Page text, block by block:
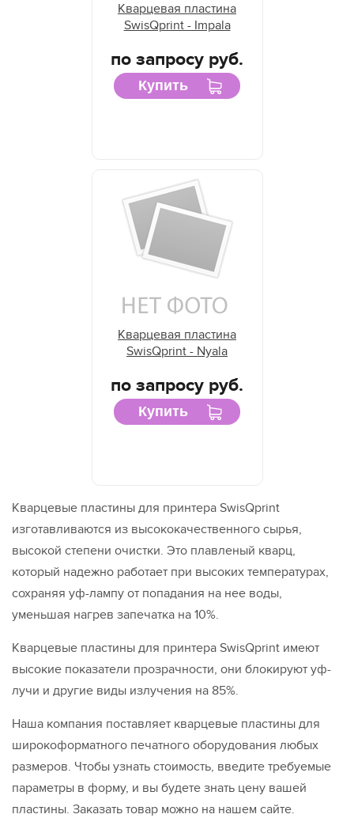
Кварцевая пластина
SwisQprint - Impala
по запросу руб.
Купить
Кварцевая пластина
SwisQprint - Nyala
по запросу руб.
Купить
Кварцевые пластины для принтера SwisQprint
изготавливаются из высококачественного сырья,
высокой степени очистки. Это плавленый кварц,
который надежно работает при высоких температурах,
сохраняя уф-лампу от попадания на нее воды,
уменьшая нагрев запечатка на 10%.
Кварцевые пластины для принтера SwisQprint имеют
высокие показатели прозрачности, они блокируют уф-
лучи и другие виды излучения на 85%.
Наша компания поставляет кварцевые пластины для
широкоформатного печатного оборудования любых
размеров. Чтобы узнать стоимость, введите требуемые
параметры в форму, и вы будете знать цену вашей
пластины. Заказать товар можно на нашем сайте.